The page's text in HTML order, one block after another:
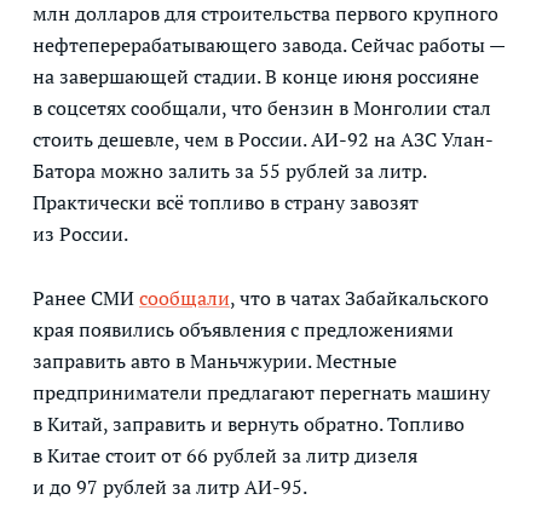
млн долларов для строительства первого крупного
нефтеперерабатывающего завода. Сейчас работы —
на завершающей стадии. В конце июня россияне
в соцсетях сообщали, что бензин в Монголии стал
стоить дешевле, чем в России. АИ-92 на АЗС Улан-
Батора можно залить за 55 рублей за литр.
Практически всё топливо в страну завозят
из России.
Ранее СМИсообщали, что в чатах Забайкальского
края появились объявления с предложениями
заправить авто в Маньчжурии. Местные
предприниматели предлагают перегнать машину
в Китай, заправить и вернуть обратно. Топливо
в Китае стоит от 66 рублей за литр дизеля
и до 97 рублей за литр АИ-95.